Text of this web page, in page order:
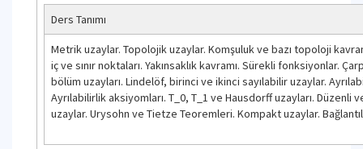
Ders Tanımı
Metrik uzaylar. Topolojik uzaylar. Komşuluk ve bazı topoloji
iç ve sınır noktaları. Yakınsaklık kavramı. Sürekli fonksiyonlar.
bölüm uzayları. Lindelöf, birinci ve ikinci sayılabilir uzaylar.
Ayrılabilirlik aksiyomları. T_0, T_1 ve Hausdorff uzayları. Düzenli
uzaylar. Urysohn ve Tietze Teoremleri. Kompakt uzaylar.